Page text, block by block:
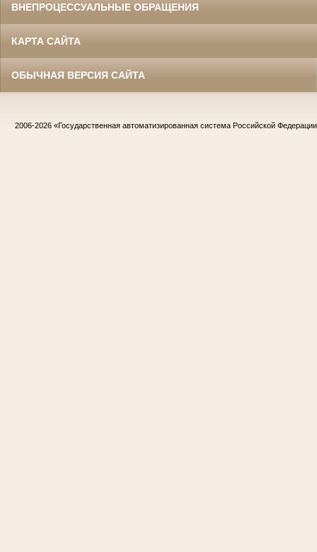
ВНЕПРОЦЕССУАЛЬНЫЕ ОБРАЩЕНИЯ
КАРТА САЙТА
ОБЫЧНАЯ ВЕРСИЯ САЙТА
2006-2026 «Государственная автоматизированная система Российской